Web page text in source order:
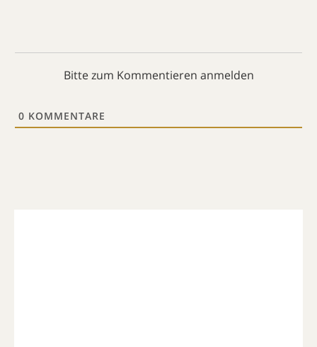
Bitte zum Kommentieren anmelden
0 KOMMENTARE